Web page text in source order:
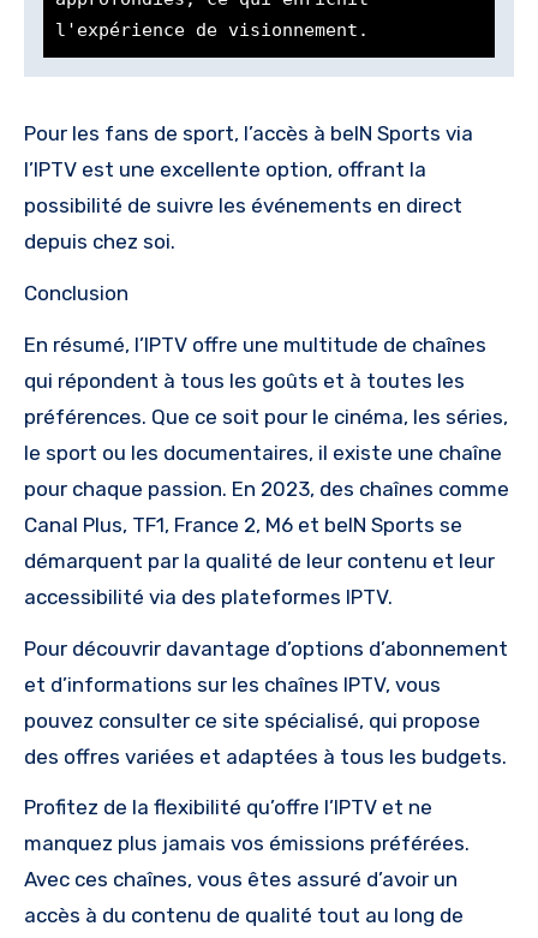
l'expérience de visionnement.
Pour les fans de sport, l’accès à beIN Sports via
l’IPTV est une excellente option, offrant la
possibilité de suivre les événements en direct
depuis chez soi.
Conclusion
En résumé, l’IPTV offre une multitude de chaînes
qui répondent à tous les goûts et à toutes les
préférences. Que ce soit pour le cinéma, les séries,
le sport ou les documentaires, il existe une chaîne
pour chaque passion. En 2023, des chaînes comme
Canal Plus, TF1, France 2, M6 et beIN Sports se
démarquent par la qualité de leur contenu et leur
accessibilité via des plateformes IPTV.
Pour découvrir davantage d’options d’abonnement
et d’informations sur les chaînes IPTV, vous
pouvez consulter ce site spécialisé, qui propose
des offres variées et adaptées à tous les budgets.
Profitez de la flexibilité qu’offre l’IPTV et ne
manquez plus jamais vos émissions préférées.
Avec ces chaînes, vous êtes assuré d’avoir un
accès à du contenu de qualité tout au long de